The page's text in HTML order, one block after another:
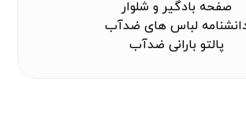
صفحه بادگیر و شلوار
لباس های ضدآب
پالتو بارانی ضدآب